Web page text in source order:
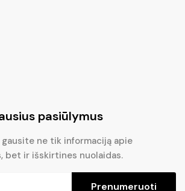
pasiūlymus
gausite ne tik informaciją apie
bet ir išskirtines nuolaidas.
Prenumeruoti